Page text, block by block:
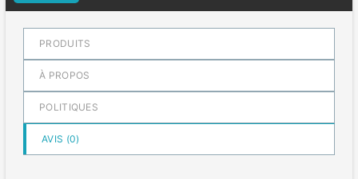
PRODUITS
À PROPOS
POLITIQUES
AVIS (0)